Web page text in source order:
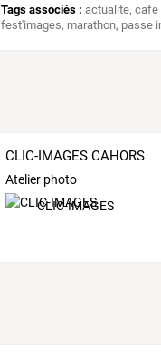
Tags associés : actualite,cafe
fest'images, marathon, passe
CLIC-IMAGES CAHORS
Atelier photo
CLIC-IMAGES